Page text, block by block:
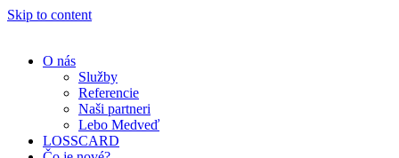
Skip to content
O nás
Služby
Referencie
Naši partneri
Lebo Medveď
LOSSCARD